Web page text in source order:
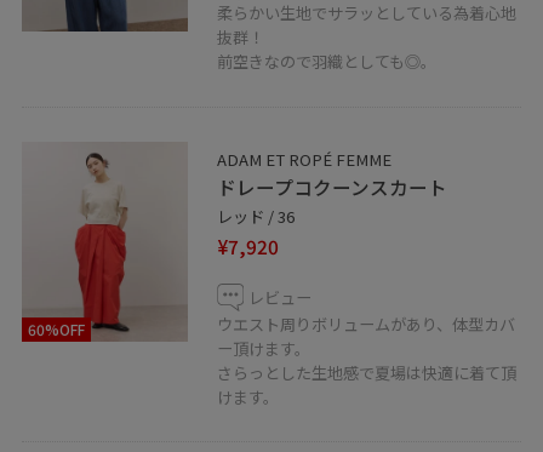
LINEで心斎橋PARCOスタッフにご相談は
○PARCO ONLINE STORE
心斎橋PARCO店のみの取り扱いアイテムはパルコオンラ
インストアでもご購入いただけます。
サイトはこちら↓
https://kaeru.parco.jp/shop/detail/shop000026246
柔らかい生地でサラッとしている為着心地
抜群！
前空きなので羽織としても◎。
60%OFF
ADAM ET ROPÉ FEMME
ドレープコクーンスカート
レッド / 36
¥7,920
レビュー
ウエスト周りボリュームがあり、体型カバ
ー頂けます。
さらっとした生地感で夏場は快適に着て頂
けます。